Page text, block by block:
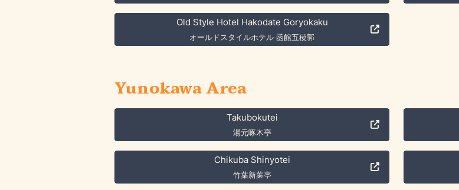
Old Style Hotel Hakodate Goryokaku
オールドスタイルホテル 函館五稜郭
Yunokawa Area
Takubokutei
湯元啄木亭
Chikuba Shinyotei
竹葉新葉亭